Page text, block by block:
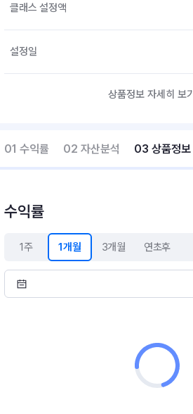
클래스 설정액
설정일
상품정보 자세히 보기
01 수익률 02 자산분석 03 상품정보
수익률
1주 1개월 3개월 연초후